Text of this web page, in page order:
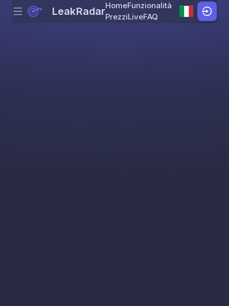
Skip to content
Menu LeakRadarHomeFunzionalità
PrezziLiveFAQ